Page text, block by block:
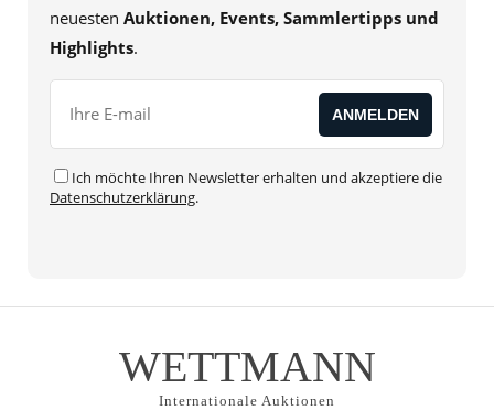
neuesten Auktionen, Events, Sammlertipps und
Highlights.
Ich möchte Ihren Newsletter erhalten und akzeptiere die
Datenschutzerklärung.
WETTMANN
Internationale Auktionen